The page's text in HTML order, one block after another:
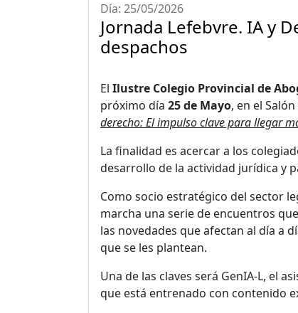
Día: 25/05/2026
Jornada Lefebvre. IA y
despachos
El Ilustre Colegio Provincial de
próximo día 25 de Mayo, en el
derecho: El impulso clave para llegar
La finalidad es acercar a los
desarrollo de la actividad jurídica y
Como socio estratégico del sector
marcha una serie de encuentros
las novedades que afectan al día a
que se les plantean.
Una de las claves será GenIA-L, el
que está entrenado con contenido